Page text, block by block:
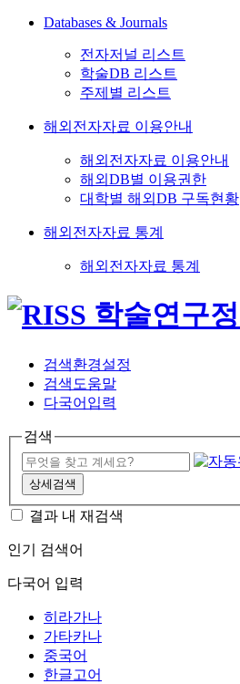
Databases & Journals
전자저널 리스트
학술DB 리스트
주제별 리스트
해외전자자료 이용안내
해외전자자료 이용안내
해외DB별 이용권한
대학별 해외DB 구독현황
해외전자자료 통계
해외전자자료 통계
검색환경설정
검색도움말
다국어입력
검색
상세검색
결과 내 재검색
인기 검색어
다국어 입력
히라가나
가타카나
중국어
한글고어